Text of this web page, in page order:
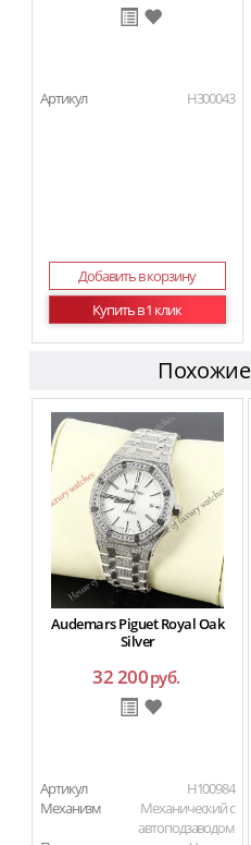
Артикул H300043
Добавить в корзину
Купить в 1 клик
Audemars Piguet Royal Oak
Silver
32 200руб.
Артикул
H100984
Механизм
Механический с
автоподзаводом